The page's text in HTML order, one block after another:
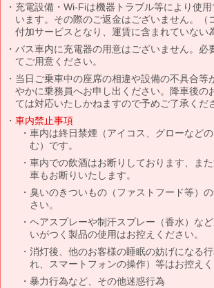
充電設備・Wi-Fiは機器トラブル等により使
います。その際のご返金はございません。（
付加サービスとなり、運賃に含まれていない
バス車内に充電器の用意はございません。必
てご用意ください。
当日ご乗車中の座席の相違や設備の不具合等
やかに乗務員へお申し出ください。降車後の
ては対応いたしかねますので予めご了承くだ
車内禁止事項
車内は終日禁煙（アイコス、グローなど
む）です。
車内での飲酒はお断りしております、ま
車もお断りいたします。
臭いのきついもの（ファストフード等）
さい。
ヘアスプレーや制汗スプレー（香水）な
いがつく製品の使用はお控えください。
消灯後、他のお客様の睡眠の妨げになる
れ、スマートフォンの操作）等はお控えく
暴力行為など、その他迷惑行為